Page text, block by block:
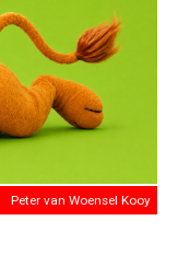
Peter van Woensel Kooy